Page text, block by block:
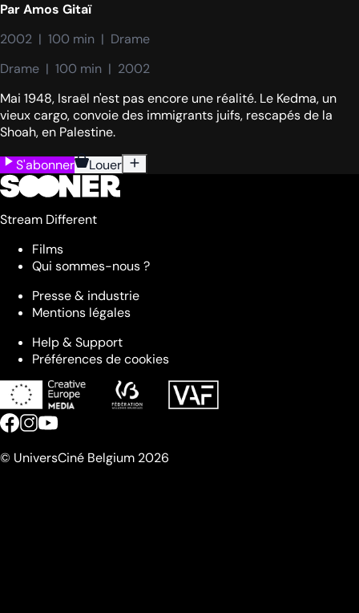
ParAmos Gitaï
2002  |  100 min  |  Drame
Drame  |  100 min  |  2002
Mai 1948, Israël n'est pas encore une réalité. Le Kedma, un
vieux cargo, convoie des immigrants juifs, rescapés de la
Shoah, en Palestine.
S'abonner
Louer
Stream Different
Films
Qui sommes-nous ?
Presse & industrie
Mentions légales
Help & Support
Préférences de cookies
© UniversCiné Belgium 2026